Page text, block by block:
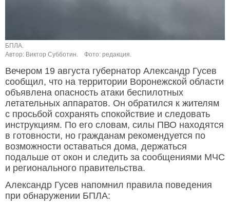
БПЛА.
Автор: Виктор Субботин.
Фото: редакция.
Вечером 19 августа губернатор Александр Гусев
сообщил, что на территории Воронежской области
объявлена опасность атаки беспилотных
летательных аппаратов. Он обратился к жителям
с просьбой сохранять спокойствие и следовать
инструкциям. По его словам, силы ПВО находятся
в готовности, но гражданам рекомендуется по
возможности оставаться дома, держаться
подальше от окон и следить за сообщениями МЧС
и регионального правительства.
Александр Гусев напомнил правила поведения
при обнаружении БПЛА: